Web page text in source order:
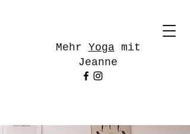
Mehr Yogamit
Jeanne